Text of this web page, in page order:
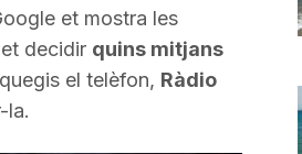
et mostra les
decidir quins mitjans
el telèfon, Ràdio
la.